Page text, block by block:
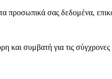
προσωπικά σας δεδομένα,
συμβατή για τις σύγχρονες